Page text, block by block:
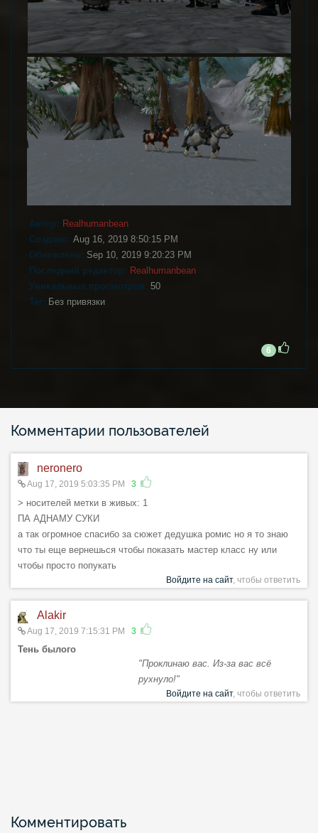
Автор: Realhumanbean
Создано: Aug 16, 2019 8:50:15 PM
Обновлено: Sep 10, 2019 9:20:23 PM
Последний редактор: Realhumanbean
Уникальных просмотров: 50
Тег: Без привязки
6
Комментарии пользователей
neronero
Aug 17, 2019 5:03:35 PM 3
> носителей метки в живых: 1
ПА АДНАМУ СУКИ
а так огромное спасибо за сюжет дедушка ромис но я то знаю
что ты еще вернешься чтобы показать мастер класс ну или
чтобы просто попукать
Войдите на сайт, чтобы ответить
Alakir
Aug 17, 2019 7:15:31 PM 3
Тень былого
"Проклинаю вас. Из-за вас всё
рухнуло!"
Войдите на сайт, чтобы ответить
Комментировать